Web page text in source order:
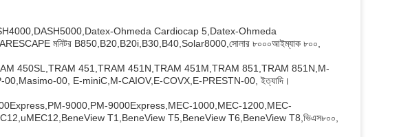
Ohmeda Cardiocap 5,Datex-Ohmeda
মনিটর B850,B20,B20i,B30,B40,Solar8000,সোলার ৮০০০আইম্যাক ৮০০,
450SL,TRAM 451,TRAM 451N,TRAM 451M,TRAM 851,TRAM 851N,M-
00, E-miniC,M-CAIOV,E-COVX,E-PRESTN-00, ইত্যাদি।
9000,PM-9000Express,MEC-1000,MEC-1200,MEC-
T1,BeneView T5,BeneView T6,BeneView T8,ভিএস৮০০,